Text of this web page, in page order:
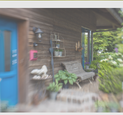
Offene Gärten – Wohngarten
Sanders – Velen